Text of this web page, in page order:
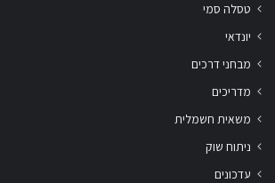
טסלה סמי
יונדאי
מבחני דרכים
מדריכים
משאית חשמלית
ניתוח שוק
עדכונים